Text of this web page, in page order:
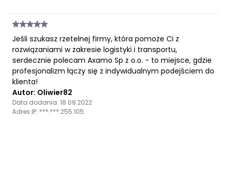
Jeśli szukasz rzetelnej firmy, która pomoże Ci z
rozwiązaniami w zakresie logistyki i transportu,
serdecznie polecam Axamo Sp z o.o. - to miejsce, gdzie
profesjonalizm łączy się z indywidualnym podejściem do
klienta!
Autor: Oliwier82
Data dodania: 18.09.2022
Adres IP: ***.***.255.105